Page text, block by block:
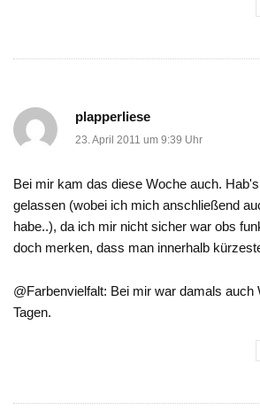
plapperliese
23. April 2011 um 9:39 Uhr
Bei mir kam das diese Woche auch.
gelassen (wobei ich mich anschließend
habe..), da ich mir nicht sicher war obs
doch merken, dass man innerhalb
@Farbenvielfalt: Bei mir war damals auch
Tagen.